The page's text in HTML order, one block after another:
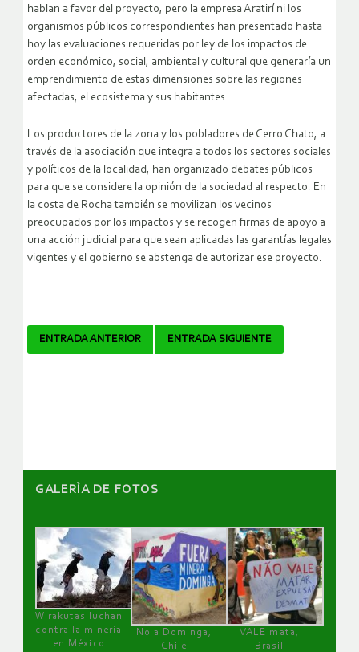
hablan a favor del proyecto, pero la empresa Aratirí ni los
organismos públicos correspondientes han presentado hasta
hoy las evaluaciones requeridas por ley de los impactos de
orden económico, social, ambiental y cultural que generaría un
emprendimiento de estas dimensiones sobre las regiones
afectadas, el ecosistema y sus habitantes.
Los productores de la zona y los pobladores de Cerro Chato, a
través de la asociación que integra a todos los sectores sociales
y políticos de la localidad, han organizado debates públicos
para que se considere la opinión de la sociedad al respecto. En
la costa de Rocha también se movilizan los vecinos
preocupados por los impactos y se recogen firmas de apoyo a
una acción judicial para que sean aplicadas las garantías legales
vigentes y el gobierno se abstenga de autorizar ese proyecto.
Navegador
ENTRADA ANTERIOR ENTRADA SIGUIENTE
GALERÌA DE FOTOS
Wirakutas luchan
contra la minería
en México
No a Dominga,
Chile
VALE mata,
Brasil